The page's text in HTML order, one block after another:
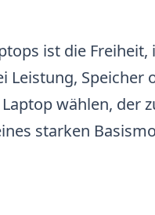
ist die Freiheit,
Leistung, Speicher
wählen, der
starken